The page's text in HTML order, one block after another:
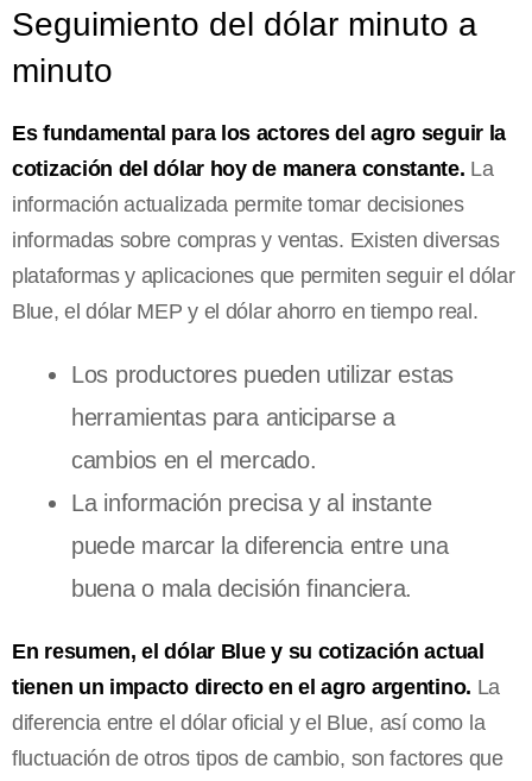
Seguimiento del dólar minuto a
minuto
Es fundamental para los actores del agro seguir la
cotización del dólar hoy de manera constante. La
información actualizada permite tomar decisiones
informadas sobre compras y ventas. Existen diversas
plataformas y aplicaciones que permiten seguir el dólar
Blue, el dólar MEP y el dólar ahorro en tiempo real.
Los productores pueden utilizar estas
herramientas para anticiparse a
cambios en el mercado.
La información precisa y al instante
puede marcar la diferencia entre una
buena o mala decisión financiera.
En resumen, el dólar Blue y su cotización actual
tienen un impacto directo en el agro argentino. La
diferencia entre el dólar oficial y el Blue, así como la
fluctuación de otros tipos de cambio, son factores que